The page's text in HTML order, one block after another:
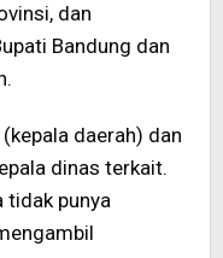
dan
Bandung dan
daerah) dan
dinas terkait.
tidak punya